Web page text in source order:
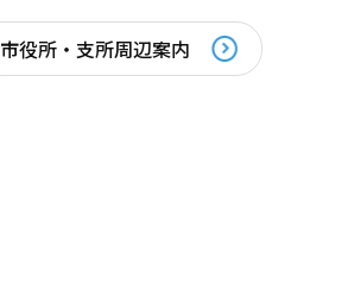
市役所・支所周辺案内